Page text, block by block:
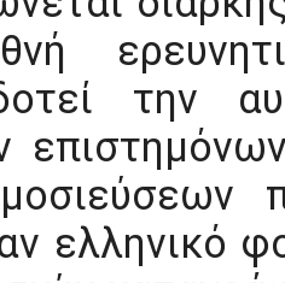
την
ελληνικό